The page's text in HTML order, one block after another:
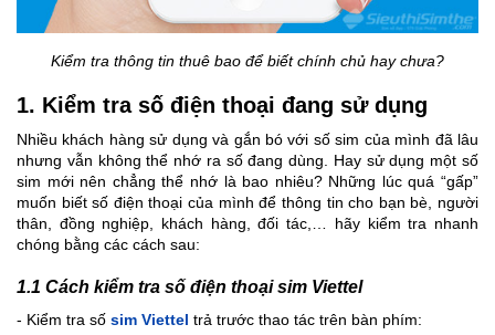
Kiểm tra thông tin thuê bao để biết chính chủ hay chưa?
1. Kiểm tra số điện thoại đang sử dụng
Nhiều khách hàng sử dụng và gắn bó với số sim của mình đã lâu
nhưng vẫn không thể nhớ ra số đang dùng. Hay sử dụng một số
sim mới nên chẳng thể nhớ là bao nhiêu? Những lúc quá “gấp”
muốn biết số điện thoại của mình để thông tin cho bạn bè, người
thân, đồng nghiệp, khách hàng, đối tác,… hãy kiểm tra nhanh
chóng bằng các cách sau:
1.1 Cách kiểm tra số điện thoại sim Viettel
- Kiểm tra số sim Viettel trả trước thao tác trên bàn phím: